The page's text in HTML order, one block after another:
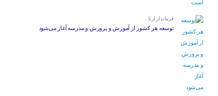
فرماندار ازنا:
توسعه هر کشور از آموزش و پرورش و مدرسه آغاز می‌شود